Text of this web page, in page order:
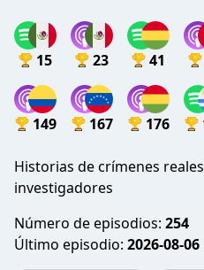
15 23 41
149 167 176
Historias de crímenes
investigadores
Número de episodios: 254
Último episodio: 2026-08-06